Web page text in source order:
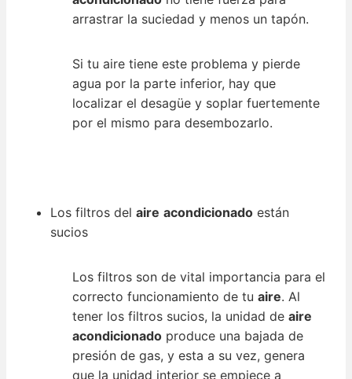
arrastrar la suciedad y menos un tapón.
Si tu aire tiene este problema y pierde
agua por la parte inferior, hay que
localizar el desagüe y soplar fuertemente
por el mismo para desembozarlo.
Los filtros del aire acondicionado están
sucios
Los filtros son de vital importancia para el
correcto funcionamiento de tu aire. Al
tener los filtros sucios, la unidad de aire
acondicionado produce una bajada de
presión de gas, y esta a su vez, genera
que la unidad interior se empiece a